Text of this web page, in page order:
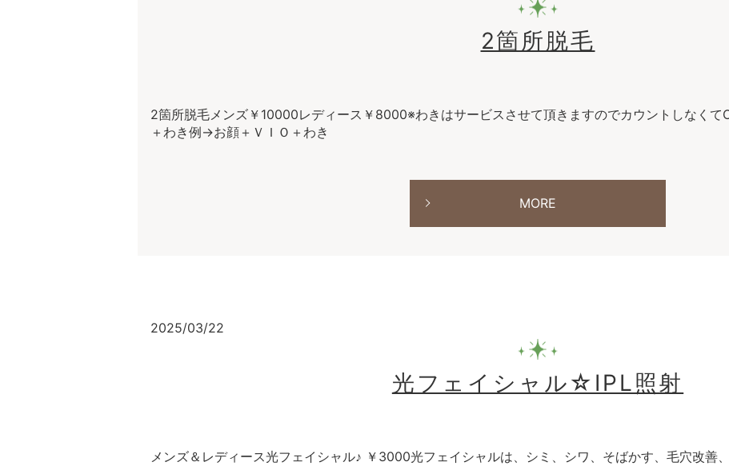
2箇所脱毛
2箇所脱毛メンズ￥10000レディース￥8000※わきはサービスさせて頂きますのでカウントしなく
＋わき例→お顔＋ＶＩＯ＋わき
MORE
2025/03/22
光フェイシャル☆IPL照射
メンズ＆レディース光フェイシャル♪ ￥3000光フェイシャルは、シミ、シワ、そばかす、毛穴改善